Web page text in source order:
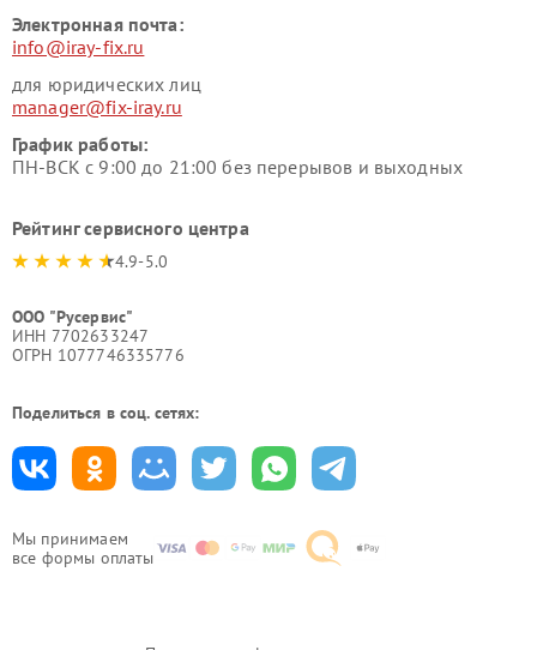
Мы принимаем
все формы оплаты
Электронная почта:
info@iray-fix.ru
для юридических лиц
manager@fix-iray.ru
График работы:
ПН-ВСК с 9:00 до 21:00 без перерывов и выходных
Рейтинг сервисного центра
4.9-5.0
ООО "Русервис"
ИНН 7702633247
ОГРН 1077746335776
Поделиться в соц. сетях: